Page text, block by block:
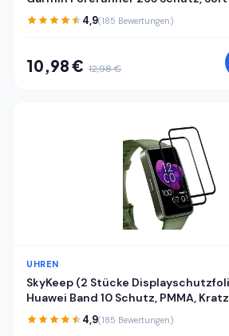
HD, Anti-Bläschen, Ultra-klar, für
Garmin Forerunner 265 Folie
4,9(185 Bewertungen)
10,98 € 12,98 €
UHREN
SkyKeep (2 Stücke
Huawei Band 10 Schutz, PMMA,
Bläschen, Ultra-klar, für
8/9/10 Folie Screen Protector
4,9(185 Bewertungen)